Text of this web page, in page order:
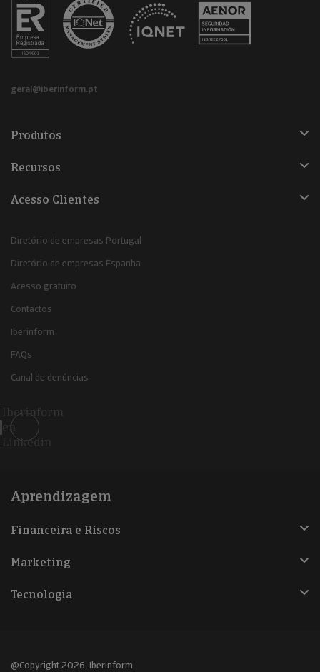
geral@iberinform.pt
Produtos
Recursos
Acesso Clientes
Diretório de empresas Portugal
Diretório de empresas Espanha
Acesso gratuito
Contactos
Iberinform
FAQs
Canal de denúncias
Iberinform
en
Linkedin
Aprendizagem
Financeira e Riscos
Marketing
Tecnologia
@Copyright 2026, Iberinform